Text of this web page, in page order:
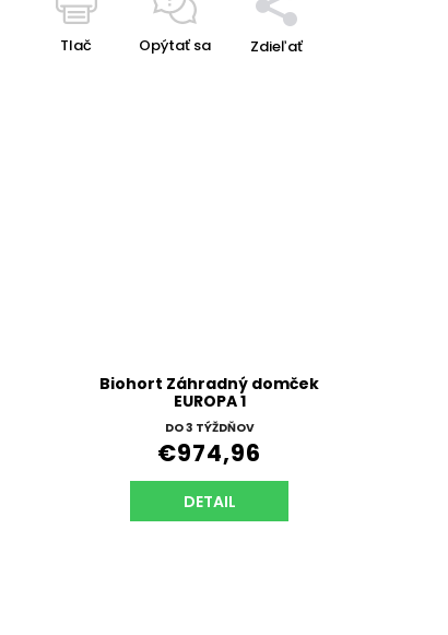
Tlač Opýtať sa Zdieľať
Biohort Záhradný domček
EUROPA 1
DO 3 TÝŽDŇOV
€974,96
DETAIL